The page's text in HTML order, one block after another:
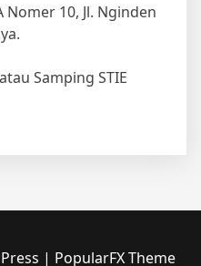
Nomer 10, Jl. Nginden
Samping STIE
| PopularFX Theme